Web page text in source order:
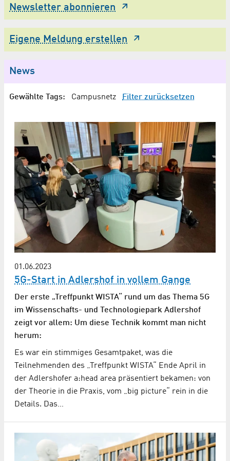
Newsletter abonnieren
Eigene Meldung erstellen
News
Gewählte Tags: Campusnetz Filter zurücksetzen
01.06.2023
5G-Start in Adlershof in vollem Gange
Der erste „Treffpunkt WISTA“ rund um das Thema 5G
im Wissenschafts- und Technologiepark Adlershof
zeigt vor allem: Um diese Technik kommt man nicht
herum:
Es war ein stimmiges Gesamtpaket, was die
Teilnehmenden des „Treffpunkt WISTA“ Ende April in
der Adlershofer a:head area präsentiert bekamen: von
der Theorie in die Praxis, vom „big picture“ rein in die
Details. Das…